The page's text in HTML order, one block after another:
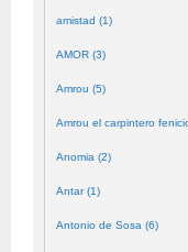
amistad (1)
AMOR (3)
Amrou (5)
Amrou el carpintero
Anomia (2)
Antar (1)
Antonio de Sosa (6)